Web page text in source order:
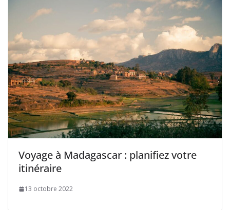
Voyage à Madagascar : planifiez votre
itinéraire
13 octobre 2022